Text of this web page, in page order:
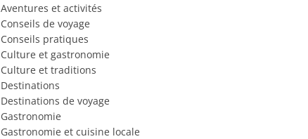
Aventures et activités
Conseils de voyage
Conseils pratiques
Culture et gastronomie
Culture et traditions
Destinations
Destinations de voyage
Gastronomie
Gastronomie et cuisine locale